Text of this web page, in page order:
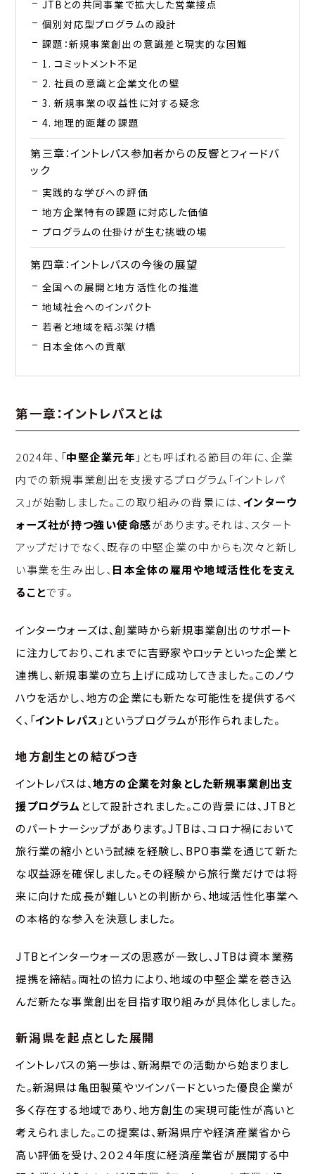
JTBとの共同事業で拡大した営業接点
個別対応型プログラムの設計
課題：新規事業創出の意識差と現実的な困難
1. コミットメント不足
2. 社員の意識と企業文化の壁
3. 新規事業の収益性に対する疑念
4. 地理的距離の課題
第三章：イントレパス参加者からの反響とフィードバ
ック
実践的な学びへの評価
地方企業特有の課題に対応した価値
プログラムの仕掛けが生む挑戦の場
第四章：イントレパスの今後の展望
全国への展開と地方活性化の推進
地域社会へのインパクト
若者と地域を結ぶ架け橋
日本全体への貢献
第一章：イントレパスとは
2024年、「中堅企業元年 」とも呼ばれる節目の年に、企業
内での新規事業創出を支援するプログラム「イントレパ
ス」が始動しました。この取り組みの背景には、 インターウ
ォーズ社が持つ強い使命感があります。それは、スタート
アップだけでなく、既存の中堅企業の中からも次々と新し
い事業を生み出し、 日本全体の雇用や地域活性化を支え
ることです。
インターウォーズは、創業時から新規事業創出のサポート
に注力しており、これまでに吉野家やロッテといった企業と
連携し、新規事業の立ち上げに成功してきました。このノウ
ハウを活かし、地方の企業にも新たな可能性を提供するべ
く、「イントレパス 」というプログラムが形作られました。
地方創生との結びつき
イントレパスは、地方の企業を対象とした新規事業創出支
援プログラム として設計されました。この背景には、JTBと
のパートナーシップがあります。JTBは、コロナ禍において
旅行業の縮小という試練を経験し、BPO事業を通じて新た
な収益源を確保しました。その経験から旅行業だけでは将
来に向けた成長が難しいとの判断から、地域活性化事業へ
の本格的な参入を決意しました。
JTBとインターウォーズの思惑が一致し、JTBは資本業務
提携を締結。両社の協力により、地域の中堅企業を巻き込
んだ新たな事業創出を目指す取り組みが具体化しました。
新潟県を起点とした展開
イントレパスの第一歩は、新潟県での活動から始まりまし
た。新潟県は亀田製菓やツインバードといった優良企業が
多く存在する地域であり、地方創生の実現可能性が高いと
考えられました。この提案は、新潟県庁や経済産業省から
高い評価を受け、２０２４年度に経済産業省が展開する中